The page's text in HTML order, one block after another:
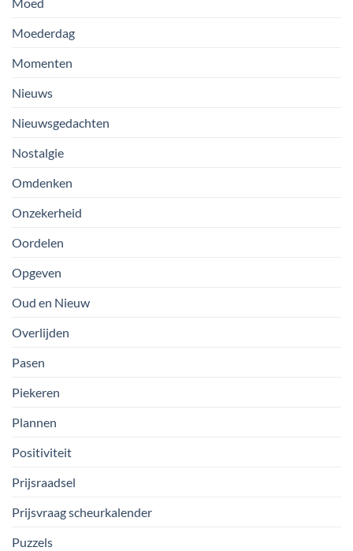
Moed
Moederdag
Momenten
Nieuws
Nieuwsgedachten
Nostalgie
Omdenken
Onzekerheid
Oordelen
Opgeven
Oud en Nieuw
Overlijden
Pasen
Piekeren
Plannen
Positiviteit
Prijsraadsel
Prijsvraag scheurkalender
Puzzels